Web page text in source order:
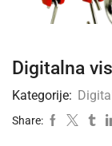
Digitalna
Kategorije:
Share: